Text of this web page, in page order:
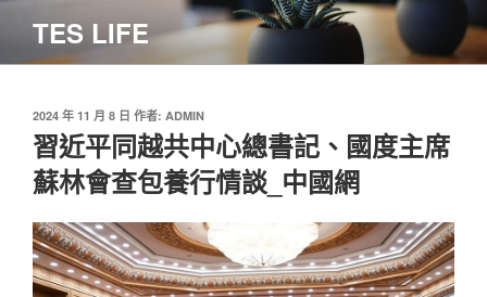
主
TES LIFE
發
佈
於
2024 年 11 月 8 日 作者: ADMIN
習近平同越共中心總書記、國度主席
蘇林會查包養行情談_中國網